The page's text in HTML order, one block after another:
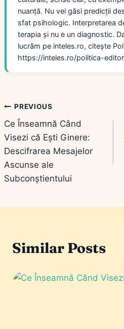
nuanță. Nu vei găsi predicții
sfat psihologic. Interpretarea
terapia și nu e un diagnostic.
lucrăm pe inteles.ro, citește
https://inteles.ro/politica-
Navigare
în
articole
PREVIOUS
Ce Înseamnă Când
Visezi că Ești Ginere:
Descifrarea Mesajelor
Ascunse ale
Subconștientului
Similar Posts